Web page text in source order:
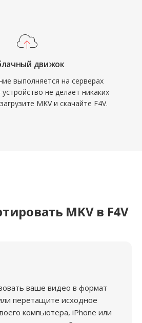
движок
выполняется на серверах
не делает никаких
MKV и скачайте F4V.
MKV в F4V
ваше видео в формат
перетащите исходное
компьютера, iPhone или